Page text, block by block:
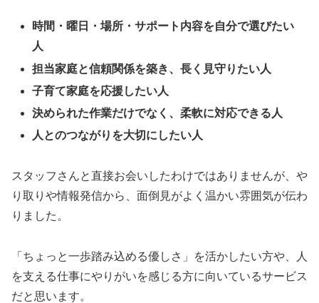
時間・曜日・場所・サポート内容を自分で選びたい
人
担当家庭と信頼関係を築き、長く見守りたい人
子育て家庭を応援したい人
決められた作業だけでなく、柔軟に対応できる人
人とのつながりを大切にしたい人
スタッフさんと直接お会いしたわけではありませんが、や
り取りや情報発信から、面倒見がよく温かい雰囲気が伝わ
りました。
「ちょっと一歩踏み込める優しさ」を活かしたい方や、人
を支える仕事にやりがいを感じる方に向いているサービス
だと思います。